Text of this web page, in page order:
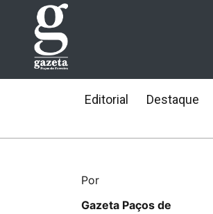
Editorial Destaque
Por
Gazeta Paços de